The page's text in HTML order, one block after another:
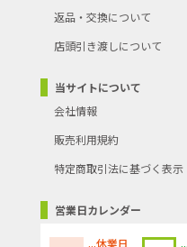
返品・交換について
店頭引き渡しについて
当サイトについて
会社情報
販売利用規約
特定商取引法に基づく表示
営業日カレンダー
...休業日